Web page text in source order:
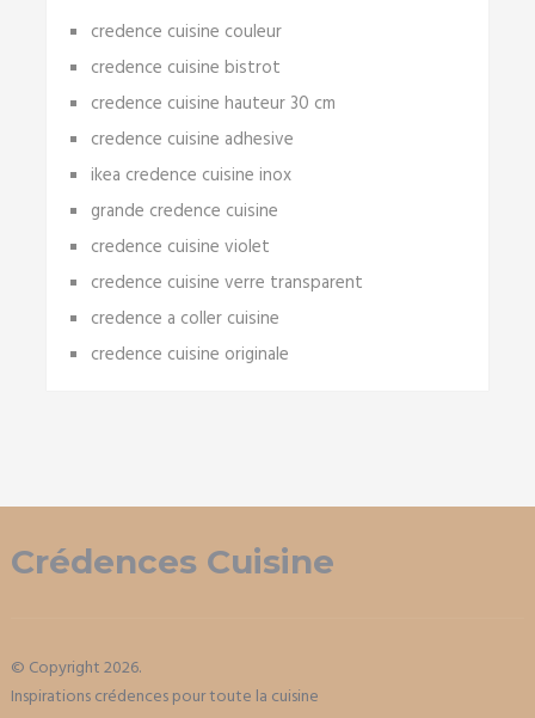
credence cuisine couleur
credence cuisine bistrot
credence cuisine hauteur 30 cm
credence cuisine adhesive
ikea credence cuisine inox
grande credence cuisine
credence cuisine violet
credence cuisine verre transparent
credence a coller cuisine
credence cuisine originale
Crédences Cuisine
© Copyright 2026.
Inspirations crédences pour toute la cuisine